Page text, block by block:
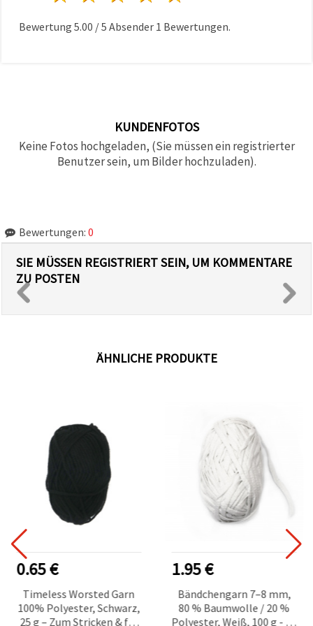
Bewertung 5.00 /5 Absender 1 Bewertungen.
KUNDENFOTOS
Keine Fotos hochgeladen, (Sie müssen ein registrierter
Benutzer sein, um Bilder hochzuladen).
Bewertungen: 0
SIE MÜSSEN REGISTRIERT SEIN, UM KOMMENTARE
ZU POSTEN
ÄHNLICHE PRODUKTE
0.65 €
Timeless Worsted Garn
100% Polyester, Schwarz,
25 g – Zum Stricken & für
1.95 €
Bändchengarn 7–8 mm,
80 % Baumwolle / 20 %
Polyester, Weiß, 100 g - 50